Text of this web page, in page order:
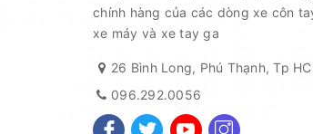
chính hàng của các dòng xe côn
xe máy và xe tay ga
26 Bình Long, Phú Thạnh, Tp
096.292.0056